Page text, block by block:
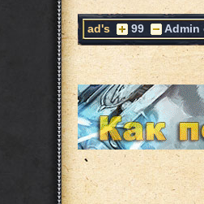
ad's 99 Admin